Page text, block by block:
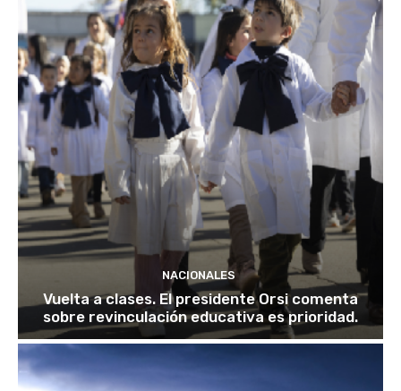
NACIONALES
Vuelta a clases. El presidente Orsi comenta
sobre revinculación educativa es prioridad.